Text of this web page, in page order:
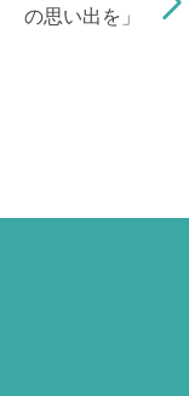
の思い出を」